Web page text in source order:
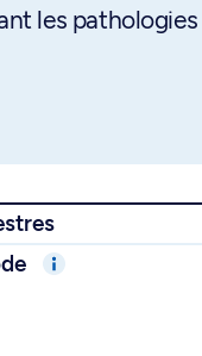
les pathologies